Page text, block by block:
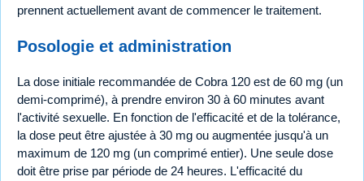
prennent actuellement avant de commencer le traitement.
Posologie et administration
La dose initiale recommandée de Cobra 120 est de 60 mg (un
demi-comprimé), à prendre environ 30 à 60 minutes avant
l'activité sexuelle. En fonction de l'efficacité et de la tolérance,
la dose peut être ajustée à 30 mg ou augmentée jusqu'à un
maximum de 120 mg (un comprimé entier). Une seule dose
doit être prise par période de 24 heures. L'efficacité du